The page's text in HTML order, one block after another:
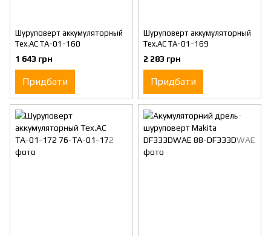
Шуруповерт аккумуляторный
Tex.AC ТА-01-160
1 643 грн
Придбати
Шуруповерт аккумуляторный
Tex.AC ТА-01-169
2 283 грн
Придбати